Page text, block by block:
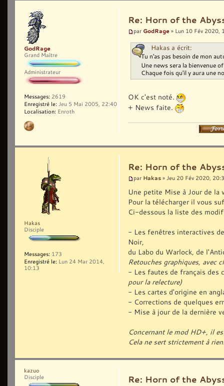
Re: Horn of the
par GodRage » Lun 10 Fév 2020,
Hakas a écrit:
Tu n'as pas besoin de mon
Une news sera la bienvenue
Chaque fois qu'il y aura une
OK c'est noté.
+ News faite.
GodRage
Grand Maître
Administrateur
Messages: 2619
Enregistré le: Jeu 5 Mai 2005, 22:40
Localisation: Enroth
Re: Horn of the
par Hakas » Jeu 20 Fév 2020,
Une petite Mise à Jour de la
Pour la télécharger il vous
Ci-dessous la liste des
- Les fenêtres interactives
Noir,
du Labo du Warlock, de
Retouches graphiques, avec
- Les fautes de français des
pour la relecture)
- Les cartes d'origine en
- Corrections de quelques
- Mise à jour de la dernière
Concernant le mod HD+, il
Cela ne sert strictement à
Hakas
Disciple
Messages: 173
Enregistré le: Lun 24 Mar 2014,
10:13
Re: Horn of the
kazuo
Disciple